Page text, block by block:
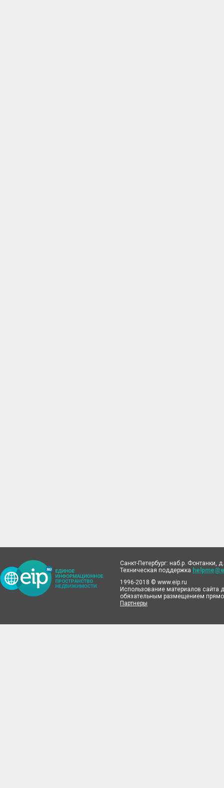
Санкт-Петербург: наб.р. Фонтанки,
Техническая поддержка
1996-2018 © www.eip.ru
Использование материалов сайта
обязательным размещением
Партнеры